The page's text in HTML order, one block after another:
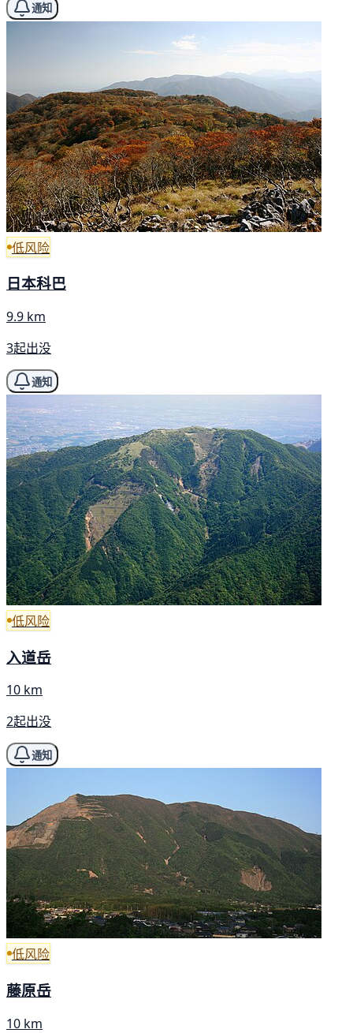
通知
低风险
日本科巴
9.9 km
3起出没
通知
低风险
入道岳
10 km
2起出没
通知
低风险
藤原岳
10 km